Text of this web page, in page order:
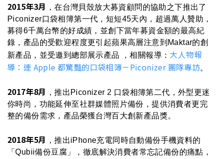
2015年3月 ，在台灣貝殼放大募資顧問的協助之下推出了
Piconizer口袋相簿第一代，短短45天內，超過萬人贊助，
募得6千萬台幣的好成績，並創下當年募資金額的最高紀
錄，產品的受歡迎程度更引起蘋果高層注意到Maktar的創
新產品，並受邀到總部展示產品 ，相關報導： 大人物報
導：連 Apple 都驚豔的口袋相簿－Piconizer 團隊專訪。
2017年8月 ，推出Piconizer 2 口袋相簿第二代，外型更迷
你時尚，功能延伸至社群媒體照片備份，提供消費者更完
整的備份需求，產品榮獲台灣百大創新產品獎。
2018年5月 ，推出iPhone充電同時自動備份手機資料的
「Qubii備份豆腐」，徹底解決消費者常忘記備份的痛點，